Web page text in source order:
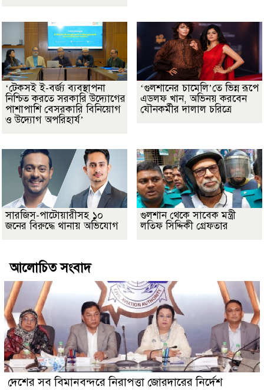
‘টেকসই ই-বর্জ্য ব্যবস্থাপনা
নিশ্চিত করতে সরকারি উদ্যোগের
পাশাপাশি বেসরকারি বিনিয়োগ
ও উদ্যোগ অপরিহার্য’
‘গুলশানের চামেলি’তে ভিন্ন রূপে
এডলফ খান, অভিনয় করবেন
যৌনকর্মীর দালাল চরিত্রে
সারজিস-পাটোয়ারীসহ ১০
জনের বিরুদ্ধে থানায় অভিযোগ
গুলশান থেকে সাবেক মন্ত্রী
লতিফ সিদ্দিকী গ্রেফতার
আলোচিত সংবাদ
দেশের সব বিমানবন্দরে নিরাপত্তা জোরদারের নির্দেশ